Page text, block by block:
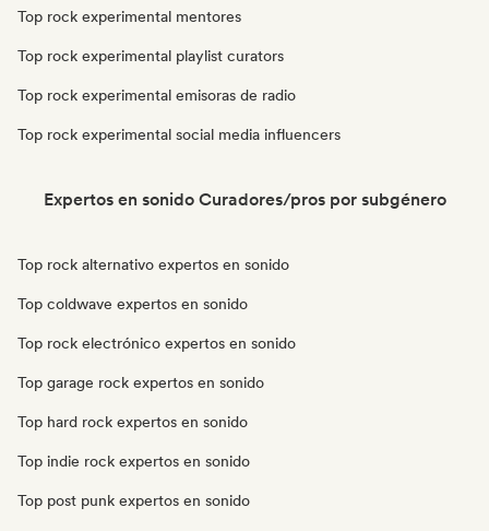
Top rock experimental mentores
Top rock experimental playlist curators
Top rock experimental emisoras de radio
Top rock experimental social media influencers
Expertos en sonido Curadores/pros por subgénero
Top rock alternativo expertos en sonido
Top coldwave expertos en sonido
Top rock electrónico expertos en sonido
Top garage rock expertos en sonido
Top hard rock expertos en sonido
Top indie rock expertos en sonido
Top post punk expertos en sonido